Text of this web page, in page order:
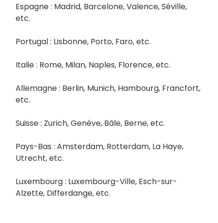
Espagne : Madrid, Barcelone, Valence, Séville,
etc.
Portugal : Lisbonne, Porto, Faro, etc.
Italie : Rome, Milan, Naples, Florence, etc.
Allemagne : Berlin, Munich, Hambourg, Francfort,
etc.
Suisse : Zurich, Genève, Bâle, Berne, etc.
Pays-Bas : Amsterdam, Rotterdam, La Haye,
Utrecht, etc.
Luxembourg : Luxembourg-Ville, Esch-sur-
Alzette, Differdange, etc.